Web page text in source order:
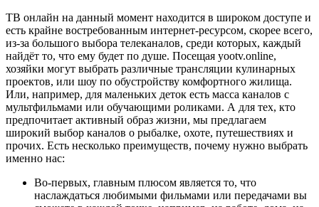
ТВ онлайн на данный момент находится в широком доступе и
есть крайне востребованным интернет-ресурсом, скорее всего,
из-за большого выбора телеканалов, среди которых, каждый
найдёт то, что ему будет по душе. Посещая yootv.online,
хозяйки могут выбрать различные трансляции кулинарных
проектов, или шоу по обустройству комфортного жилища.
Или, например, для маленьких деток есть масса каналов с
мультфильмами или обучающими роликами. А для тех, кто
предпочитает активный образ жизни, мы предлагаем
широкий выбор каналов о рыбалке, охоте, путешествиях и
прочих. Есть несколько преимуществ, почему нужно выбрать
именно нас:
Во-первых, главным плюсом является то, что
наслаждаться любимыми фильмами или передачами вы